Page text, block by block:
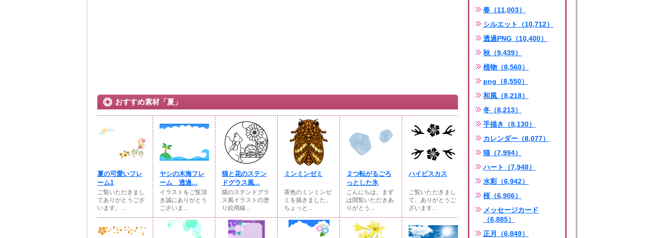
おすすめ素材「夏」
夏の可愛いフレ
ーム1
ご覧いただきまし
てありがとうござ
います。...
ヤシの木海フレ
ーム 透過...
イラストをご覧頂
き誠にありがとう
ございま...
猫と花のステン
ドグラス風...
猫のステンドグラ
ス風イラストの塗
り絵用線...
ミンミンゼミ
茶色のミンミンゼ
ミを描きました。
ちょっと...
２つ転がるごろ
っとした氷
こんにちは。まず
は閲覧いただきあ
りがとう...
ハイビスカス
ご覧いただきまし
て、ありがとうご
ざいます...
春（11,003）
シルエット（10,712）
透過PNG（10,400）
秋（9,439）
植物（8,560）
png（8,550）
和風（8,218）
冬（8,213）
手描き（8,130）
カレンダー（8,077）
猫（7,994）
ハート（7,948）
水彩（6,942）
桜（6,906）
メッセージカード
（6,885）
正月（6,849）